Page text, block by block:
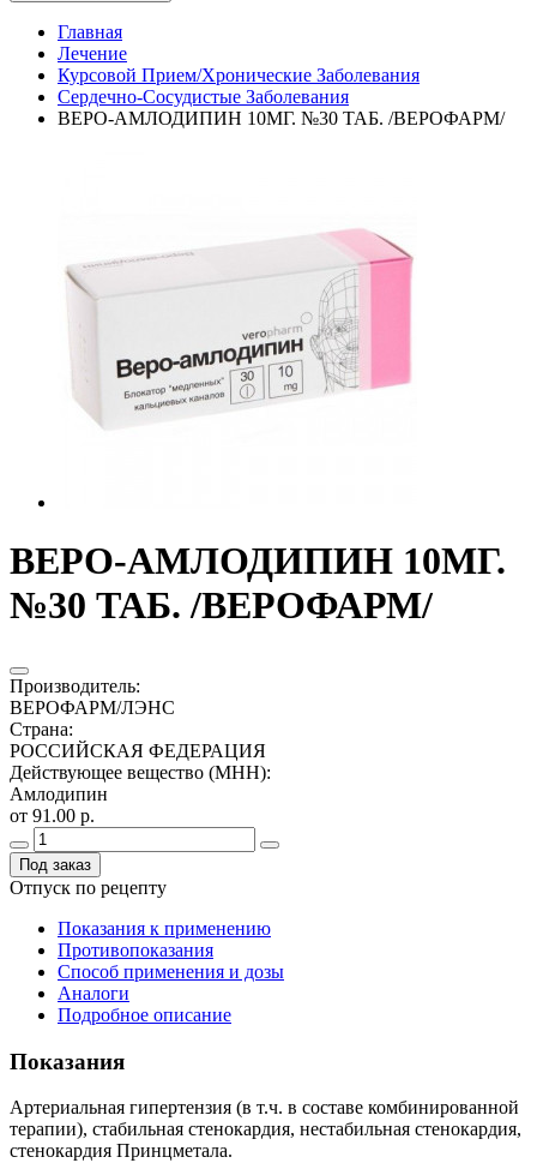
Главная
Лечение
Курсовой Прием/Хронические Заболевания
Сердечно-Сосудистые Заболевания
ВЕРО-АМЛОДИПИН 10МГ. №30 ТАБ. /ВЕРОФАРМ/
ВЕРО-АМЛОДИПИН 10МГ.
№30 ТАБ. /ВЕРОФАРМ/
Производитель:
ВЕРОФАРМ/ЛЭНС
Страна:
РОССИЙСКАЯ ФЕДЕРАЦИЯ
Действующее вещество (МНН):
Амлодипин
от 91.00 р.
Под заказ
Отпуск по рецепту
Показания к применению
Противопоказания
Способ применения и дозы
Аналоги
Подробное описание
Показания
Артериальная гипертензия (в т.ч. в составе комбинированной
терапии), стабильная стенокардия, нестабильная стенокардия,
стенокардия Принцметала.